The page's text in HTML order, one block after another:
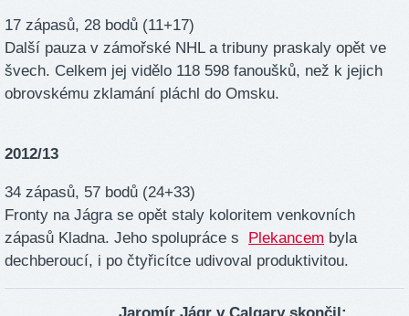
17 zápasů, 28 bodů (11+17)
Další pauza v zámořské NHL a tribuny praskaly opět ve
švech. Celkem jej vidělo 118 598 fanoušků, než k jejich
obrovskému zklamání pláchl do Omsku.
2012/13
34 zápasů, 57 bodů (24+33)
Fronty na Jágra se opět staly koloritem venkovních
zápasů Kladna. Jeho spolupráce s Plekancem byla
dechberoucí, i po čtyřicítce udivoval produktivitou.